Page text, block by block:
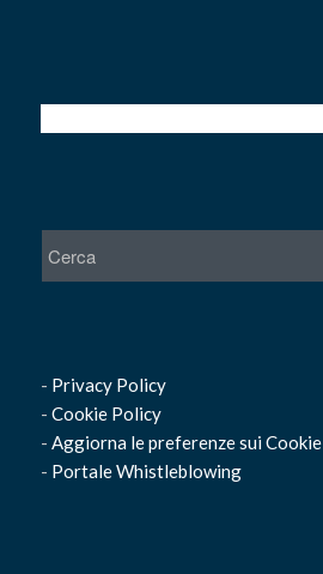
- Privacy Policy
- Cookie Policy
- Aggiorna le preferenze sui Cookie
- Portale Whistleblowing